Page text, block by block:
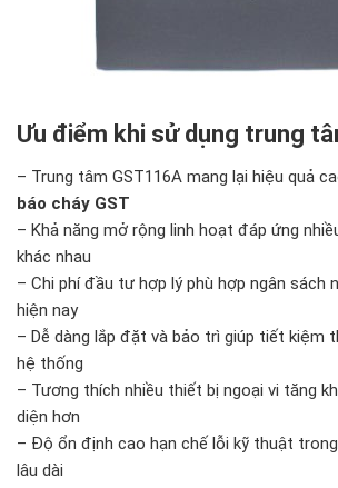
Ưu điểm khi sử dụng trung
– Trung tâm GST116A mang lại hiệu quả
báo cháy GST
– Khả năng mở rộng linh hoạt đáp ứng
khác nhau
– Chi phí đầu tư hợp lý phù hợp ngân sách
hiện nay
– Dễ dàng lắp đặt và bảo trì giúp tiết kiệm
hệ thống
– Tương thích nhiều thiết bị ngoại vi tăng
diện hơn
– Độ ổn định cao hạn chế lỗi kỹ thuật
lâu dài